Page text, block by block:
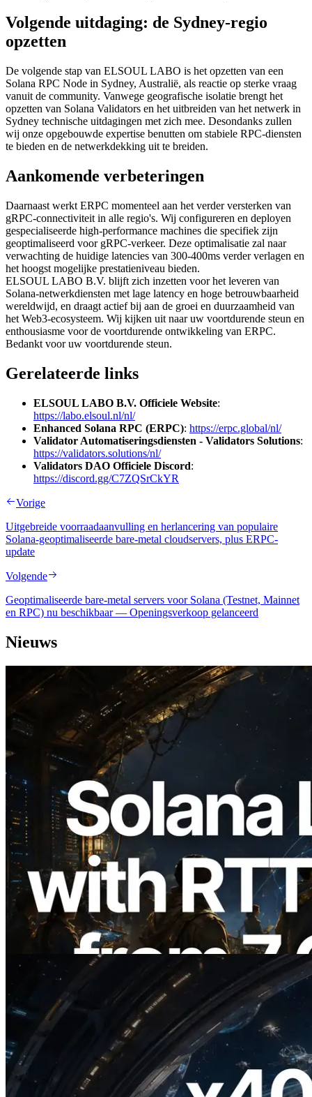
Volgende uitdaging: de Sydney-regio
opzetten
De volgende stap van ELSOUL LABO is het opzetten van een
Solana RPC Node in Sydney, Australië, als reactie op sterke vraag
vanuit de community. Vanwege geografische isolatie brengt het
opzetten van Solana Validators en het uitbreiden van het netwerk in
Sydney technische uitdagingen met zich mee. Desondanks zullen
wij onze opgebouwde expertise benutten om stabiele RPC-diensten
te bieden en de netwerkdekking uit te breiden.
Aankomende verbeteringen
Daarnaast werkt ERPC momenteel aan het verder versterken van
gRPC-connectiviteit in alle regio's. Wij configureren en deployen
gespecialiseerde high-performance machines die specifiek zijn
geoptimaliseerd voor gRPC-verkeer. Deze optimalisatie zal naar
verwachting de huidige latencies van 300-400ms verder verlagen en
het hoogst mogelijke prestatieniveau bieden.
ELSOUL LABO B.V. blijft zich inzetten voor het leveren van
Solana-netwerkdiensten met lage latency en hoge betrouwbaarheid
wereldwijd, en draagt actief bij aan de groei en duurzaamheid van
het Web3-ecosysteem. Wij kijken uit naar uw voortdurende steun en
enthousiasme voor de voortdurende ontwikkeling van ERPC.
Bedankt voor uw voortdurende steun.
Gerelateerde links
ELSOUL LABO B.V. Officiele Website:
https://labo.elsoul.nl/nl/
Enhanced Solana RPC (ERPC): https://erpc.global/nl/
Validator Automatiseringsdiensten - Validators Solutions:
https://validators.solutions/nl/
Validators DAO Officiele Discord:
https://discord.gg/C7ZQSrCkYR
Vorige
Uitgebreide voorraadaanvulling en herlancering van populaire
Solana-geoptimaliseerde bare-metal cloudservers, plus ERPC-
update
Volgende
Geoptimaliseerde bare-metal servers voor Solana (Testnet, Mainnet
en RPC) nu beschikbaar — Openingsverkoop gelanceerd
Nieuws
2026.08.05
ERPC Breidt Solana Leader Slot API Uit
met Pingmeting vanuit 7 Wereldwijde
Regio’s — Validators Information API
Ook Gelanceerd